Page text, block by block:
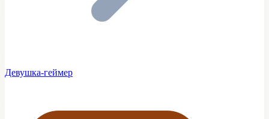
Девушка-геймер